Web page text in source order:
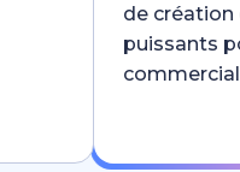
de création
puissants